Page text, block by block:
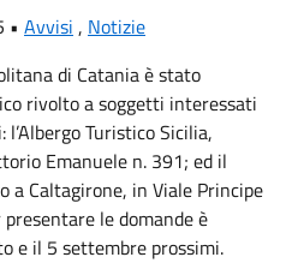
• Avvisi , Notizie
di Catania è stato
rivolto a soggetti interessati
Turistico Sicilia,
Emanuele n. 391; ed il
a Caltagirone, in Viale Principe
le domande è
e il 5 settembre prossimi.